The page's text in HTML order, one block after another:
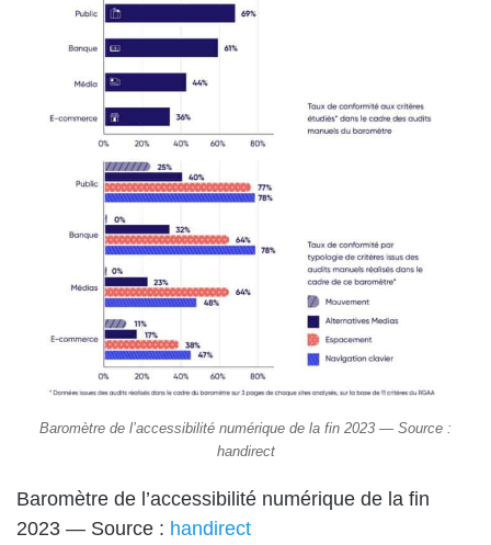
Baromètre de l’accessibilité numérique de la fin 2023 — Source :
handirect
Baromètre de l’accessibilité numérique de la fin
2023 — Source : handirect